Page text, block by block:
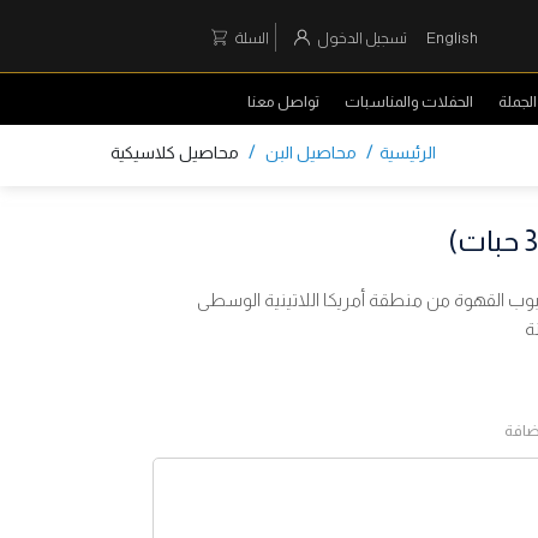
English تسجيل الدخول السلة
الحفلات والمناسبات تواصل معنا
الرئيسية / محاصيل البن / محاصيل كلاسيكية
من مزيج حبوب القهوة من منطقة أمريكا اللاتينية الوسطى